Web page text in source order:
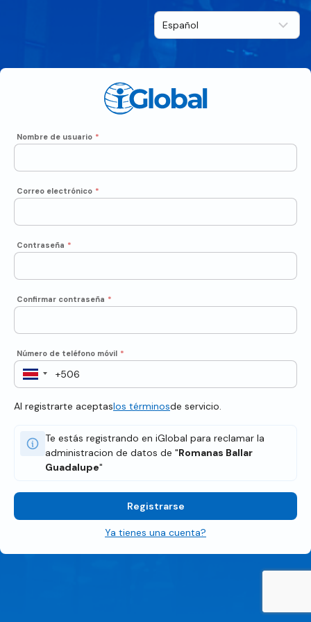
Nombre de usuario *
Correo electrónico *
Contraseña *
Confirmar contraseña *
Número de teléfono móvil *
Al registrarte aceptaslos términosde servicio.
Te estás registrando en iGlobal para reclamar la
administracion de datos de "Romanas Ballar
Guadalupe"
Registrarse
Ya tienes una cuenta?